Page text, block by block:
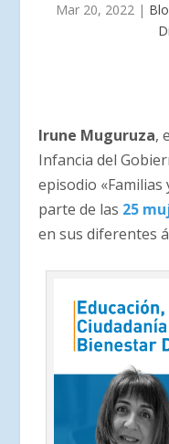
Mar 20, 2022|
Irune Muguruza,
Infancia del
episodio «Familias
parte de las 25
en sus diferentes